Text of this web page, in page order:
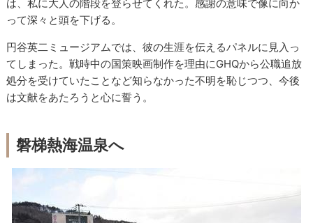
は、私に大人の階段を登らせてくれた。感謝の意味で像に向か
って深々と頭を下げる。
円谷英二ミュージアムでは、彼の生涯を伝えるパネルに見入っ
てしまった。戦時中の国策映画制作を理由にGHQから公職追放
処分を受けていたことなど知らなかった不明を恥じつつ、今後
は文献をあたろうと心に誓う。
磐梯熱海温泉へ